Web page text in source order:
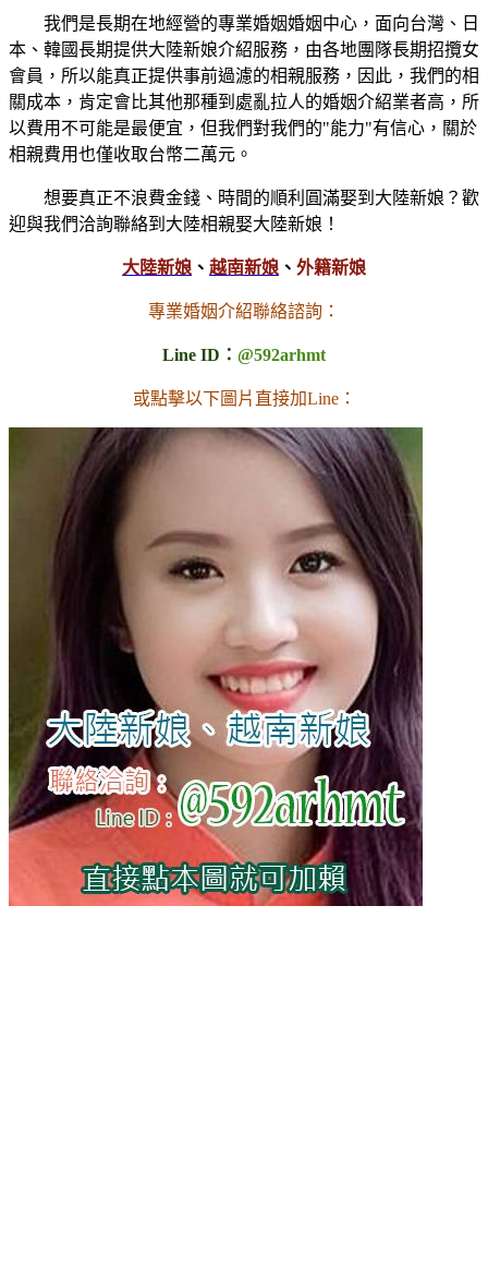
我們是長期在地經營的專業婚姻婚姻中心，面向台灣、日
本、韓國長期提供大陸新娘介紹服務，由各地團隊長期招攬女
會員，所以能真正提供事前過濾的相親服務，因此，我們的相
關成本，肯定會比其他那種到處亂拉人的婚姻介紹業者高，所
以費用不可能是最便宜，但我們對我們的"能力"有信心，關於
相親費用也僅收取台幣二萬元。
想要真正不浪費金錢、時間的順利圓滿娶到大陸新娘？歡
迎與我們洽詢聯絡到大陸相親娶大陸新娘！
大陸新娘 、 越南新娘 、 外籍新娘
專業婚姻介紹聯絡諮詢：
Line ID： @592arhmt
或點擊以下圖片直接加Line：